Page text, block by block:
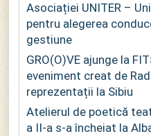
Asociației UNITER –
pentru alegerea
gestiune
GRO(O)VE ajunge la
eveniment creat de
reprezentații la Sibiu
Atelierul de poetică
a II-a s-a încheiat la